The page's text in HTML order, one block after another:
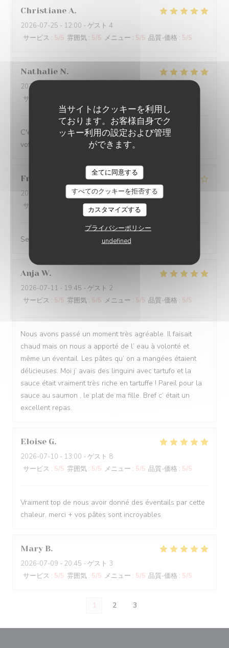
当サイトはクッキーを利用し
ております。お客様自身でク
ッキー利用の設定および管理
ができます。
全てに同意する
すべてのクッキーを拒否する
カスタマイズする
プライバシーポリシー
undefined
Christiane A
2026-07-25 - 12:00 - ゲスト 4
サービス : 5/5 雰囲気 : 5/5 メニュー : 5/5 品質-価格 : 5/5
Nathalie N
2026-07-16
サービス
C'est toujours un plaisir de venir dans votre restaurant
votre accueil mais bien sûr vos plats.
Franco
2026-07-11
- 21:00 - ゲスト 4
サービス
雰囲気:3/5 メニュー:3/5
Serveur top!
Anja W
2026-07-11 - 19:45 - ゲスト 2
サービス : 5/5 雰囲気 : 5/5 メニュー : 5/5 品質-価格 : 5/5
Nous avons passé un moment très agréable. Il faisait
chaud mais on nous a apporté de l’ eau à volonté et
même un éventail. Les pâtes qu’ on a mangées étaient
délicieuses. Moi j’ avais des linguini avec tartufo et la
sauce était vraiment très riche en tartuffe ! Pareil pour la
sauce au saumon , le plat de ma fille. Bref c’ était un
excellent repas.
Eloise G
2026-07-10 - 13:00 - ゲスト 8
サービス : 5/5 雰囲気 : 5/5 メニュー : 5/5 品質-価格 : 5/5
Vraiment top de nous avoir donné des éventails par cette
chaleur, merci + vos pâtes sont incroyables
Mary B
2026-07-09 - 20:45 - ゲスト 3
サービス : 5/5 雰囲気 : 5/5 メニュー : 5/5 品質-価格 : 5/5
1 2 3